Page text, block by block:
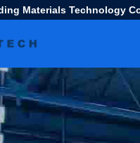
Materials Technology